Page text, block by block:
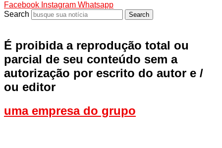
Facebook Instagram Whatsapp
Search
Search
É proibida a reprodução total ou
parcial de seu conteúdo sem a
autorização por escrito do autor e /
ou editor
uma empresa do grupo